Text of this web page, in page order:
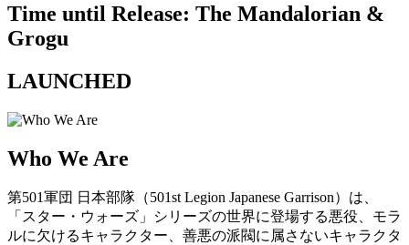
Time until Release: The Mandalorian &
Grogu
LAUNCHED
Who We Are
第501軍団 日本部隊（501st Legion Japanese Garrison）は、
「スター・ウォーズ」シリーズの世界に登場する悪役、モラ
ルに欠けるキャラクター、善悪の派閥に属さないキャラクタ